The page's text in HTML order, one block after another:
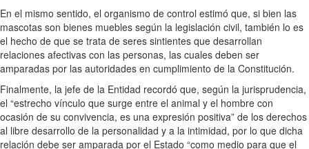
En el mismo sentido, el organismo de control estimó que, si bien las
mascotas son bienes muebles según la legislación civil, también lo es
el hecho de que se trata de seres sintientes que desarrollan
relaciones afectivas con las personas, las cuales deben ser
amparadas por las autoridades en cumplimiento de la Constitución.
Finalmente, la jefe de la Entidad recordó que, según la jurisprudencia,
el “estrecho vínculo que surge entre el animal y el hombre con
ocasión de su convivencia, es una expresión positiva” de los derechos
al libre desarrollo de la personalidad y a la intimidad, por lo que dicha
relación debe ser amparada por el Estado “como medio para que el